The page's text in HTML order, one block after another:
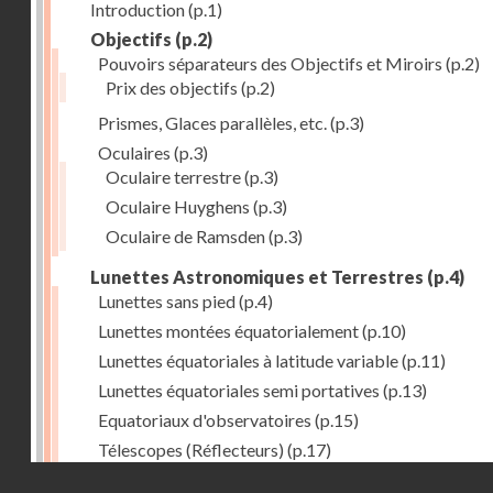
Introduction(p.1)
Objectifs (p.2)
Pouvoirs séparateurs des Objectifs et Miroirs (p.2)
Prix des objectifs (p.2)
Prismes, Glaces parallèles, etc. (p.3)
Oculaires (p.3)
Oculaire terrestre(p.3)
Oculaire Huyghens (p.3)
Oculaire de Ramsden(p.3)
Lunettes Astronomiques et Terrestres (p.4)
Lunettes sans pied(p.4)
Lunettes montées équatorialement(p.10)
Lunettes équatoriales à latitude variable(p.11)
Lunettes équatoriales semi portatives (p.13)
Equatoriaux d'observatoires (p.15)
Télescopes (Réflecteurs) (p.17)